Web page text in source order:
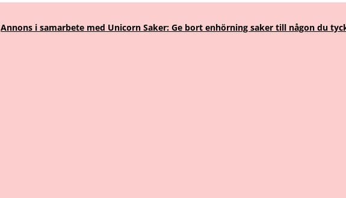
Annons i samarbete med Unicorn Saker: Ge bort enhörning saker till någon du